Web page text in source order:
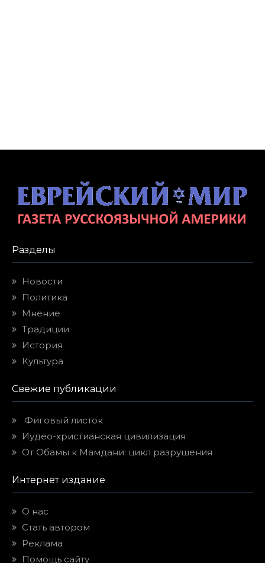
Разделы
Новости
Политика
Мнение
Традиции
История
Культура
Свежие публикации
Фиговый листок
Иудео-христианская цивилизация
От Обамы к Мамдани: цикл разрушения
Интернет издание
О нас
Стать автором
Реклама
Помощь сайту